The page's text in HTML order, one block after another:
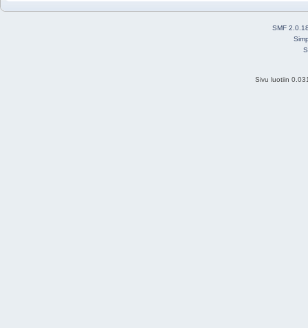
SMF
Sivu luotiin